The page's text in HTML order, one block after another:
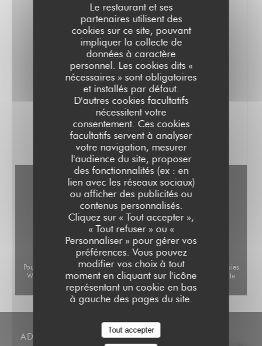
Le restaurant et ses
partenaires utilisent des
cookies sur ce site, pouvant
impliquer la collecte de
données à caractère
personnel. Les cookies dits «
nécessaires » sont obligatoires
et installés par défaut.
D'autres cookies facultatifs
nécessitent votre
consentement. Ces cookies
facultatifs servent à analyser
votre navigation, mesurer
l'audience du site, proposer
des fonctionnalités (ex : en
lien avec les réseaux sociaux)
ou afficher des publicités ou
contenus personnalisés.
Cliquez sur « Tout accepter »,
« Tout refuser » ou «
Personnaliser » pour gérer vos
préférences. Vous pouvez
modifier vos choix à tout
moment en cliquant sur l'icône
représentant un cookie en bas
à gauche des pages du site.
Tout accepter
composé de meubles et d’objets
chinés, notre chef vous propose une
cuisine de saison authentique et
généreuse. L'ardoise est remaniée
chaque semaine en fonction du
marché et de ses inspirations. Elle est
accompagnée d'un semainier de
saison.
Notre sélection de vins élégants et
racés évolue au fil des mois selon les
coups de cœur des patrons.
Les soirées sont uniquement dédiées à
l'organisation de vos événements
privés ou professionnels, sous forme
de cocktail ou de repas assis. Nos
espaces permettent de recevoir 70
personnes en dîner assis et 100 en
cocktail.
Faire une demande de devis
Toute l'année, vous pouvez profiter
d'une belle terrasse en bois d'une
trentaine de places.
disposition à 50 mètres du restaurant
au 29 rue Brunel.
VOIR LE SITE
Pour afficher la carte interactive Waze, vous devez accepter les cookies
Waze Map (Google). Ces cookies peuvent collecter des données de
navigation et de localisation.
Autoriser
ADRESSE